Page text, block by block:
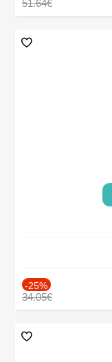
51.64€
-25%
34.05€